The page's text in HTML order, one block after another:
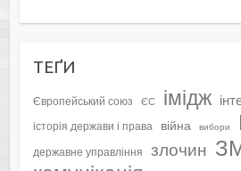
ТЕҐИ
Європейський союз ЄС імідж
історія держави і права війна вибори
державне управління злочин